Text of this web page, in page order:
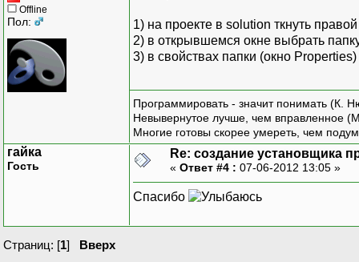
Offline
Пол:
1) на проекте в solution ткнуть
2) в открывшемся окне выбрать
3) в свойствах папки (окно
Программировать - значит понимать (К.
Невывернутое лучше, чем вправленное
Многие готовы скорее умереть, чем
гайка
Гость
Re: создание установщика
« Ответ #4 : 07-06-2012 13:05 »
Спасибо
Страниц: [1] Вверх